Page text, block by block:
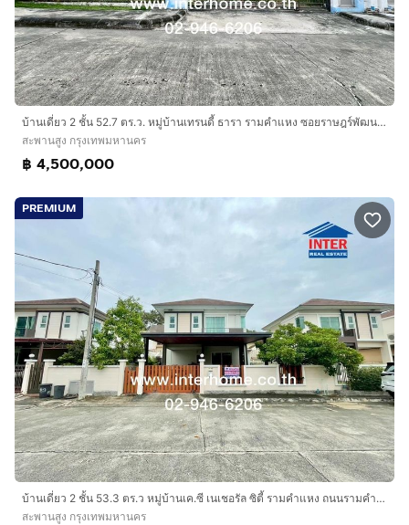
บ้านเดี่ยว 2 ชั้น 52.7 ตร.ว. หมู่บ้านเทรนดี้ ธารา รามคำแหง ซอยราษฎร์พัฒนา23-1 ถนนรามคำแหง ถนนราษฎร์พัฒนา เขตสะพานสูง กรุงเทพมหานคร
สะพานสูง กรุงเทพมหานคร
฿ 4,500,000
PREMIUM
บ้านเดี่ยว 2 ชั้น 53.3 ตร.ว หมู่บ้านเค.ซี เนเชอรัล ซิตี้ รามคำแหง ถนนรามคำแหง ถนนเลียบวงแหวนกาญจนาภิเษก เขตสะพานสูง กรุงเทพมหานคร
สะพานสูง กรุงเทพมหานคร